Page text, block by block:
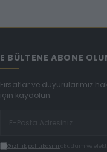
E BÜLTENE ABONE
Fırsatlar ve duyurularımız
için kaydolun.
Gizlilik politikasını okudum ve